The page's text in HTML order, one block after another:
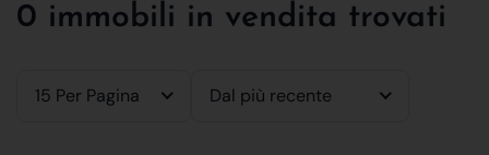
0 immobili in vendita trovati
15 Per Pagina Dal più recente